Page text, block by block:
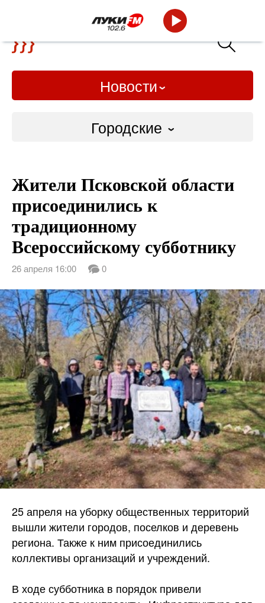
Новости
Городские
Слово Дело
Народные
ВТРК
Жители Псковской области
присоединились к
традиционному
Всероссийскому субботнику
26 апреля 16:00 0
25 апреля на уборку общественных территорий
вышли жители городов, поселков и деревень
региона. Также к ним присоединились
коллективы организаций и учреждений.
В ходе субботника в порядок привели